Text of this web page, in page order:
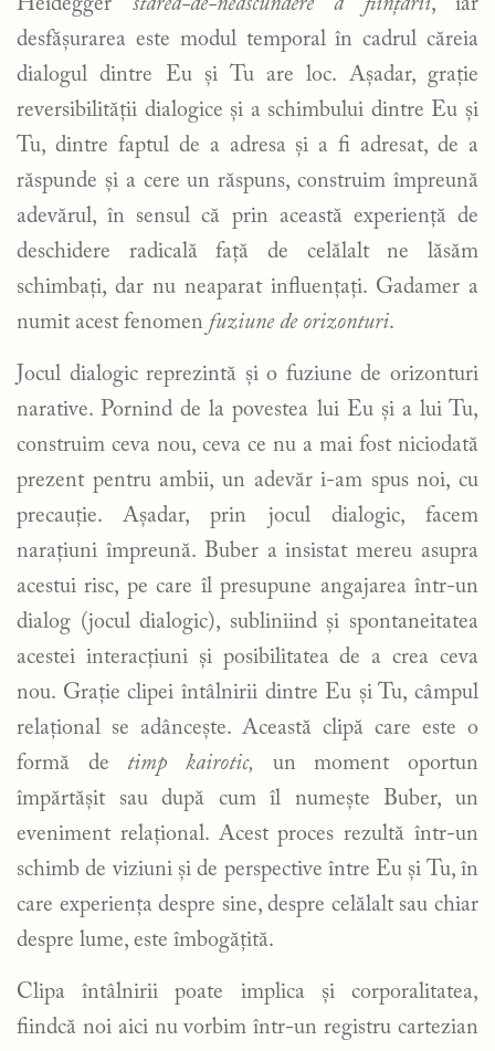
Heidegger starea-de-neascundere a ființării, iar
desfășurarea este modul temporal în cadrul căreia
dialogul dintre Eu și Tu are loc. Așadar, grație
reversibilității dialogice și a schimbului dintre Eu și
Tu, dintre faptul de a adresa și a fi adresat, de a
răspunde și a cere un răspuns, construim împreună
adevărul, în sensul că prin această experiență de
deschidere radicală față de celălalt ne lăsăm
schimbați, dar nu neaparat influențați. Gadamer a
numit acest fenomen fuziune de orizonturi.
Jocul dialogic reprezintă și o fuziune de orizonturi
narative. Pornind de la povestea lui Eu și a lui Tu,
construim ceva nou, ceva ce nu a mai fost niciodată
prezent pentru ambii, un adevăr i-am spus noi, cu
precauție. Așadar, prin jocul dialogic, facem
narațiuni împreună. Buber a insistat mereu asupra
acestui risc, pe care îl presupune angajarea într-un
dialog (jocul dialogic), subliniind și spontaneitatea
acestei interacțiuni și posibilitatea de a crea ceva
nou. Grație clipei întâlnirii dintre Eu și Tu, câmpul
relațional se adâncește. Această clipă care este o
formă de timp kairotic,
un moment oportun
împărtășit sau după cum îl numește Buber, un
eveniment relațional. Acest proces rezultă într-un
schimb de viziuni și de perspective între Eu și Tu, în
care experiența despre sine, despre celălalt sau chiar
despre lume, este îmbogățită.
Clipa întâlnirii poate implica și corporalitatea,
fiindcă noi aici nu vorbim într-un registru cartezian